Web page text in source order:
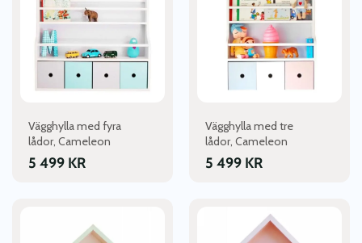
Vägghylla med fyra
lådor, Cameleon
5 499 KR
Vägghylla med tre
lådor, Cameleon
5 499 KR